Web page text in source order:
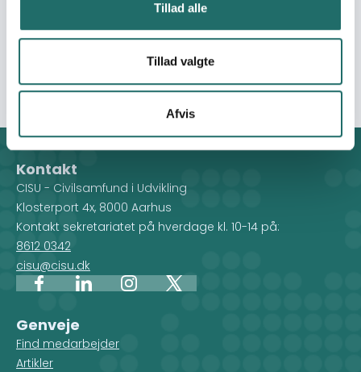
Tillad alle
Tillad valgte
Afvis
supporting school dropout girls and teenage mothers,
collaborating with local leaders and community
reach a wider audience.
Kontakt
CISU - Civilsamfund i Udvikling
Klosterport 4x, 8000 Aarhus
Kontakt sekretariatet på hverdage kl. 10-14 på:
8612 0342
cisu@cisu.dk
FacebookLinkedInInstagram
X
Genveje
Find medarbejder
Artikler